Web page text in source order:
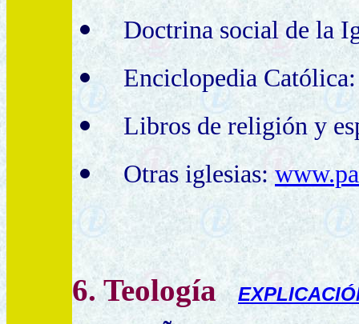
Doctrina social de la
Enciclopedia
Libros de religión y
Otras iglesias:
6. Teología